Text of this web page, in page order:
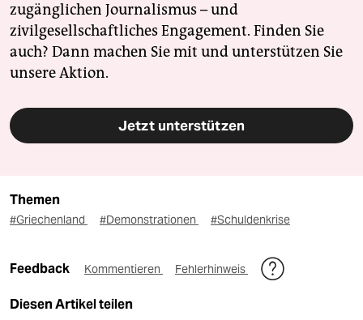
zugänglichen Journalismus – und
zivilgesellschaftliches Engagement. Finden Sie
auch? Dann machen Sie mit und unterstützen Sie
unsere Aktion.
Jetzt unterstützen
Themen
#Griechenland #Demonstrationen #Schuldenkrise
Feedback Kommentieren Fehlerhinweis
Diesen Artikel teilen